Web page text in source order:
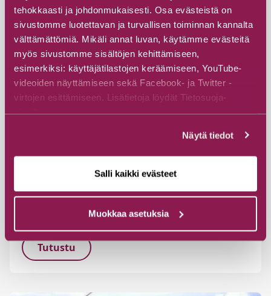
tehokkaasti ja johdonmukaisesti. Osa evästeistä on
sivustomme luotettavan ja turvallisen toiminnan kannalta
välttämättömiä. Mikäli annat luvan, käytämme evästeitä
myös sivustomme sisältöjen kehittämiseen,
esimerkiksi: käyttäjätilastojen keräämiseen, YouTube-
videoiden näyttämiseen sekä Facebook- ja Twitter -
virtojen esittämiseen. Lisätietoja löydät Tietosuoja-
sivuiltamme.
Näytä tiedot
Salli kaikki evästeet
Muokkaa asetuksia
Kirjaston ryhmätyöhuone
Suomussalmen kirjasto
Kiannonkatu 31, 89600 Suomussalmi
Tutustu